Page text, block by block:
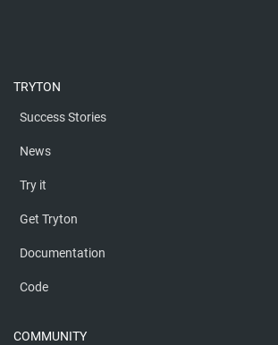
TRYTON
Success Stories
News
Try it
Get Tryton
Documentation
Code
COMMUNITY